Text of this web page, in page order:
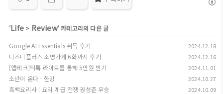
'Life > Review' 카테고리의 다른 글
Google AI Essentials 취득 후기 2024.12.18
디즈니플러스 조명가게 6화까지 후기 2024.12.16
[앱테크]틱톡 라이트를 통해 5만원 받기 2024.11.01
소년이 온다 - 한강 2024.10.27
흑백요리사 : 요리 계급 전쟁 권성준 우승 2024.10.09